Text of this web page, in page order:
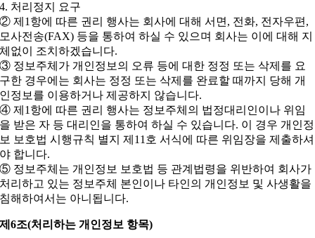
4. 처리정지 요구
② 제1항에 따른 권리 행사는 회사에 대해 서면, 전화, 전자우편,
모사전송(FAX) 등을 통하여 하실 수 있으며 회사는 이에 대해 지
체없이 조치하겠습니다.
③ 정보주체가 개인정보의 오류 등에 대한 정정 또는 삭제를 요
구한 경우에는 회사는 정정 또는 삭제를 완료할 때까지 당해 개
인정보를 이용하거나 제공하지 않습니다.
④ 제1항에 따른 권리 행사는 정보주체의 법정대리인이나 위임
을 받은 자 등 대리인을 통하여 하실 수 있습니다. 이 경우 개인정
보 보호법 시행규칙 별지 제11호 서식에 따른 위임장을 제출하셔
야 합니다.
⑤ 정보주체는 개인정보 보호법 등 관계법령을 위반하여 회사가
처리하고 있는 정보주체 본인이나 타인의 개인정보 및 사생활을
침해하여서는 아니됩니다.
제6조(처리하는 개인정보 항목)